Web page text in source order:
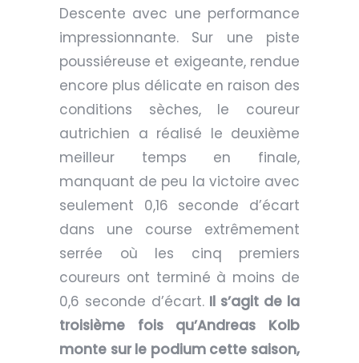
Descente avec une performance
impressionnante. Sur une piste
poussiéreuse et exigeante, rendue
encore plus délicate en raison des
conditions sèches, le coureur
autrichien a réalisé le deuxième
meilleur temps en finale,
manquant de peu la victoire avec
seulement 0,16 seconde d’écart
dans une course extrêmement
serrée où les cinq premiers
coureurs ont terminé à moins de
0,6 seconde d’écart. Il s’agit de la
troisième fois qu’Andreas Kolb
monte sur le podium cette saison,